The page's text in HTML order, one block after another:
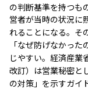
の判断基準を持つも
営者が当時の状況に
れることになる。そ
「なぜ防げなかっ
じやすい。経済産業
改訂）は営業秘密と
の対策」を示すガイ